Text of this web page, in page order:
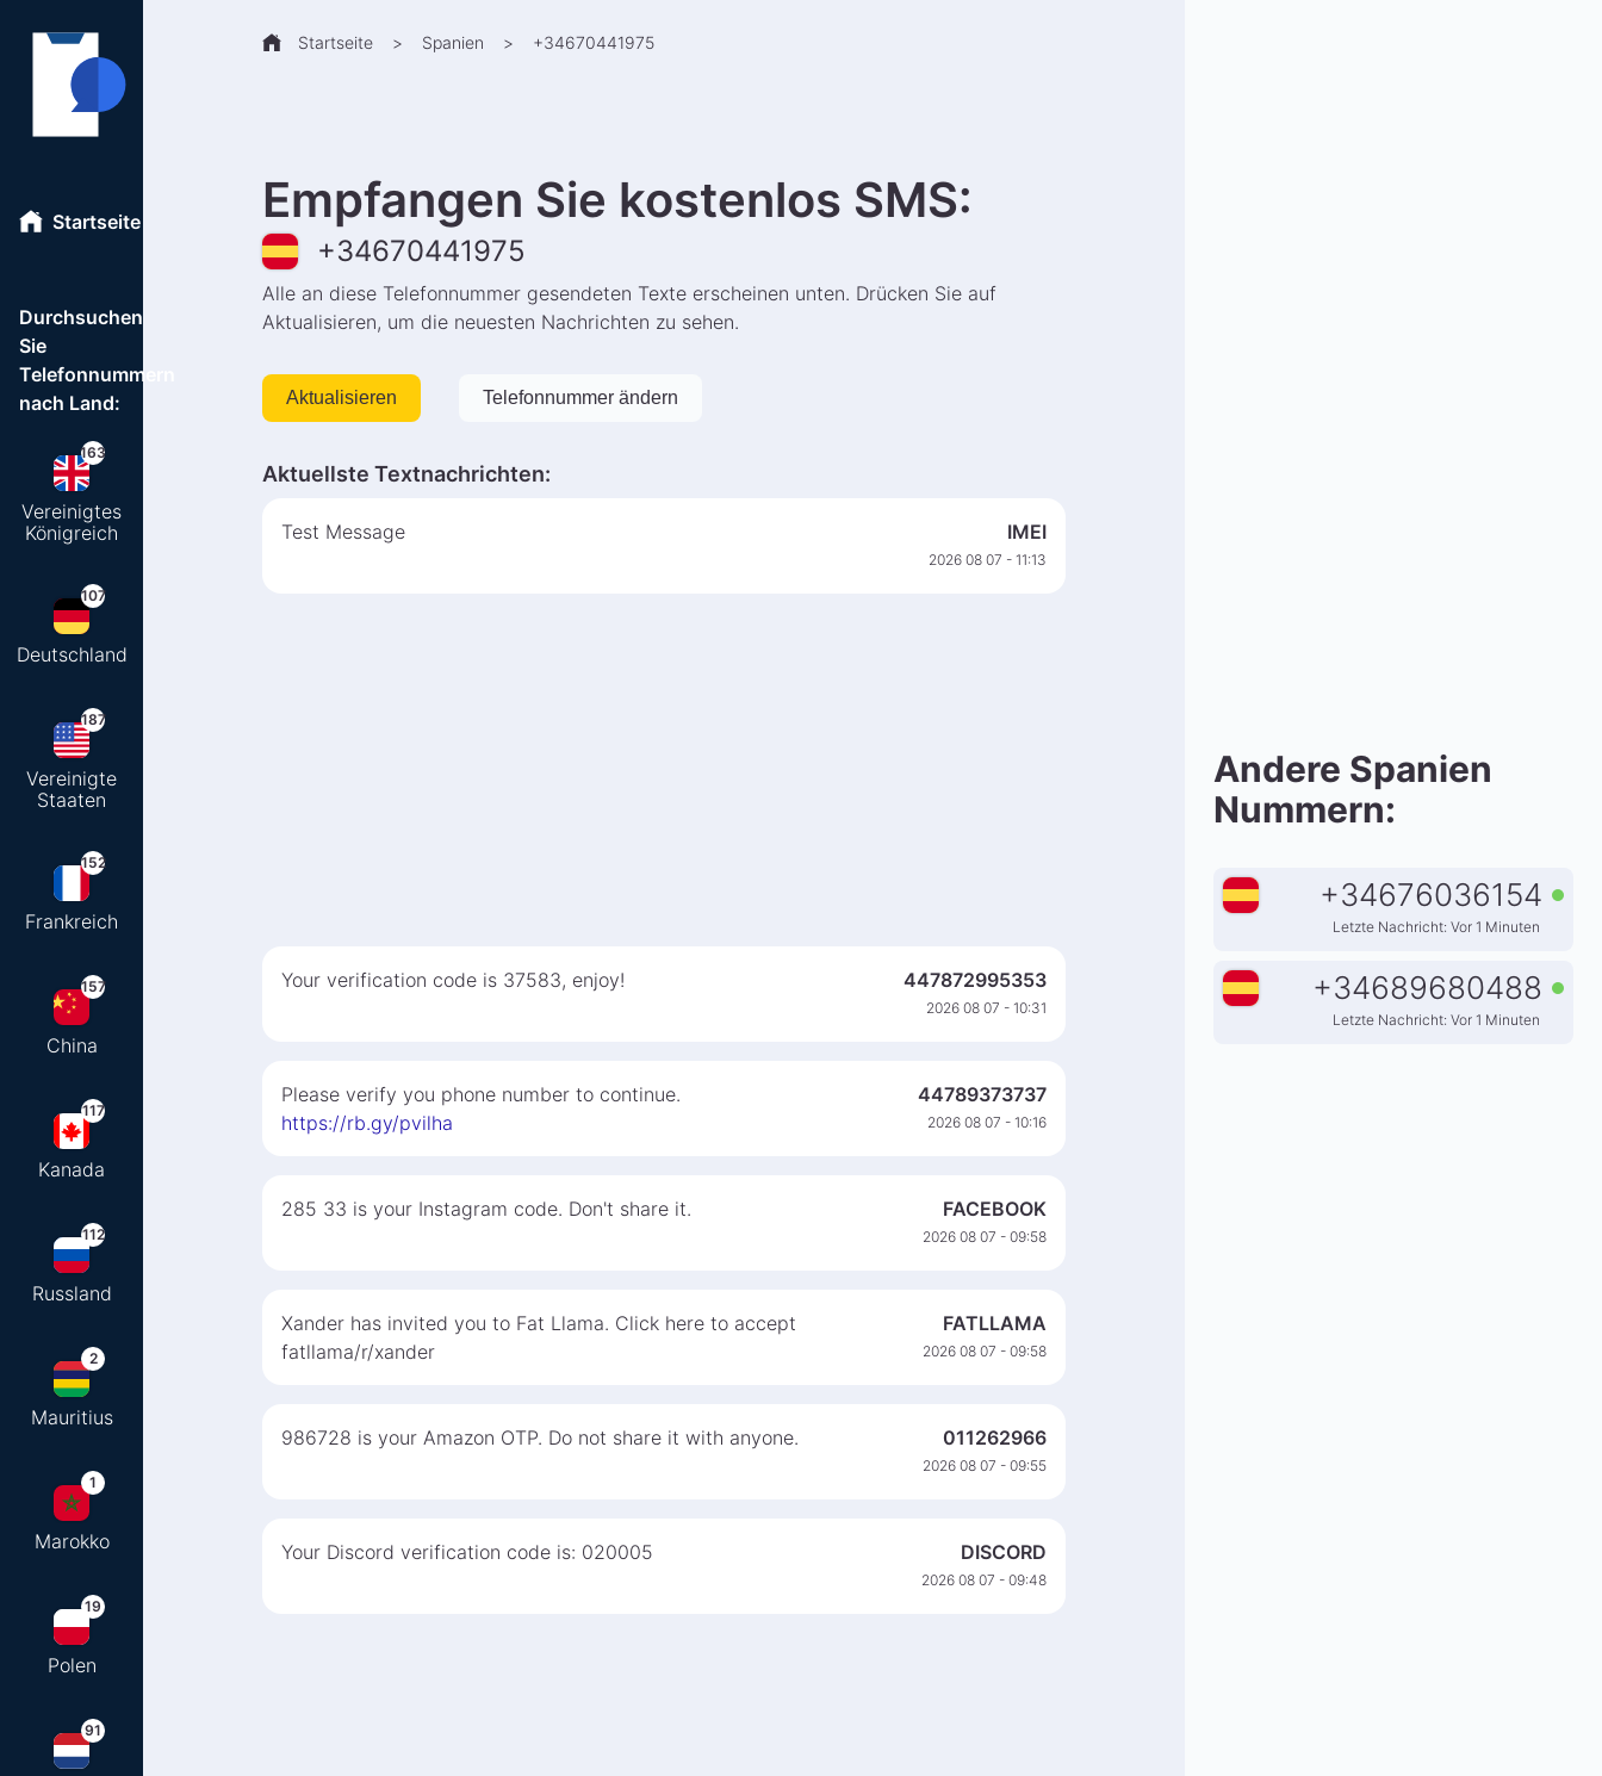
Startseite
Durchsuchen
Sie
Telefonnummern
nach Land:
163
Vereinigtes
Königreich
107
Deutschland
187
Vereinigte
Staaten
152
Frankreich
157
China
117
Kanada
112
Russland
2
Mauritius
1
Marokko
19
Polen
91
Startseite > Spanien > +34670441975
Empfangen Sie kostenlos SMS:
+34670441975
Alle an diese Telefonnummer gesendeten Texte erscheinen unten. Drücken Sie auf
Aktualisieren, um die neuesten Nachrichten zu sehen.
Aktualisieren Telefonnummer ändern
Aktuellste Textnachrichten:
Test Message IMEI
2026 08 07 - 11:13
Your verification code is 37583, enjoy! 447872995353
2026 08 07 - 10:31
Please verify you phone number to continue.
https://rb.gy/pvilha
44789373737
2026 08 07 - 10:16
285 33 is your Instagram code. Don't share it. FACEBOOK
2026 08 07 - 09:58
Xander has invited you to Fat Llama. Click here to accept
fatllama/r/xander
FATLLAMA
2026 08 07 - 09:58
986728 is your Amazon OTP. Do not share it with anyone. 011262966
2026 08 07 - 09:55
Your Discord verification code is: 020005 DISCORD
2026 08 07 - 09:48
Andere Spanien
Nummern:
+34676036154
Letzte Nachricht: Vor 1 Minuten
+34689680488
Letzte Nachricht: Vor 1 Minuten